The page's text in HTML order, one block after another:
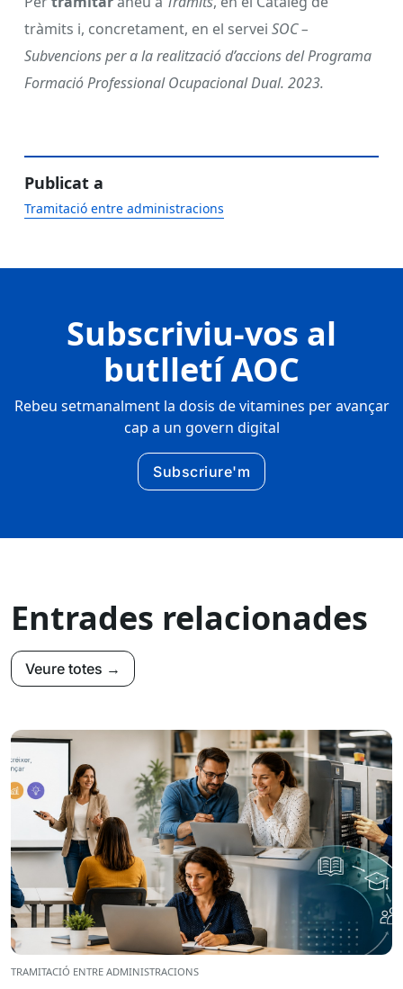
tràmits i, concretament, en el servei SOC –
Subvencions per a la realització d’accions del Programa
Formació Professional Ocupacional Dual. 2023.
Publicat a
Tramitació entre administracions
Subscriviu-vos al
butlletí AOC
Rebeu setmanalment la dosis de vitamines per avançar
cap a un govern digital
Subscriure'm
Entrades relacionades
Veure totes →
TRAMITACIÓ ENTRE ADMINISTRACIONS